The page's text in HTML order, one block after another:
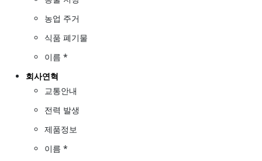
농업 주거
식품 폐기물
이름 *
회사연혁
교통안내
전력 발생
제품정보
이름 *